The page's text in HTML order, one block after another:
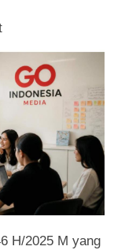
H/2025 M yang